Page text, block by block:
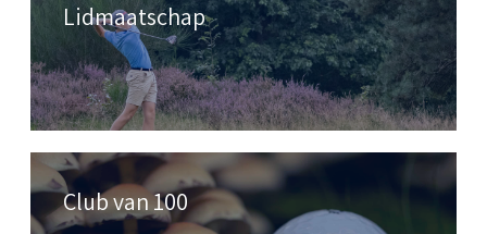
Lidmaatschap
Club van 100